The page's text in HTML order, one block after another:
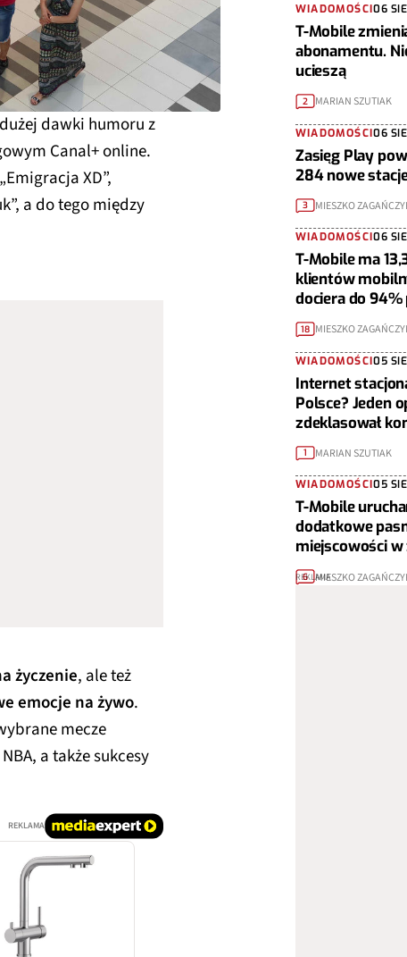
dawki humoru z
Canal+ online.
XD”,
a do tego między
życzenie, ale też
emocje na żywo.
mecze
a także sukcesy
REKLAMA
WIADOMOŚCI06
T-Mobile
abonamentu.
ucieszą
2 MARIAN SZUTIAK
WIADOMOŚCI06
Zasięg Play
284 nowe
3 MIESZKO
WIADOMOŚCI06
T-Mobile ma
klientów
dociera do 94%
Polski
18 MIESZKO
WIADOMOŚCI05
Internet
Polsce? Jeden
zdeklasował
1 MARIAN SZUTIAK
WIADOMOŚCI05
T-Mobile
dodatkowe
miejscowości w
6 MIESZKO